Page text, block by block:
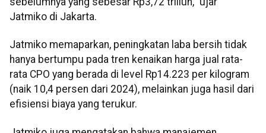
Jatmiko di Jakarta.
Jatmiko memaparkan, peningkatan laba bersih tidak
hanya bertumpu pada tren kenaikan harga jual rata-
rata CPO yang berada di level Rp14.223 per kilogram
(naik 10,4 persen dari 2024), melainkan juga hasil dari
efisiensi biaya yang terukur.